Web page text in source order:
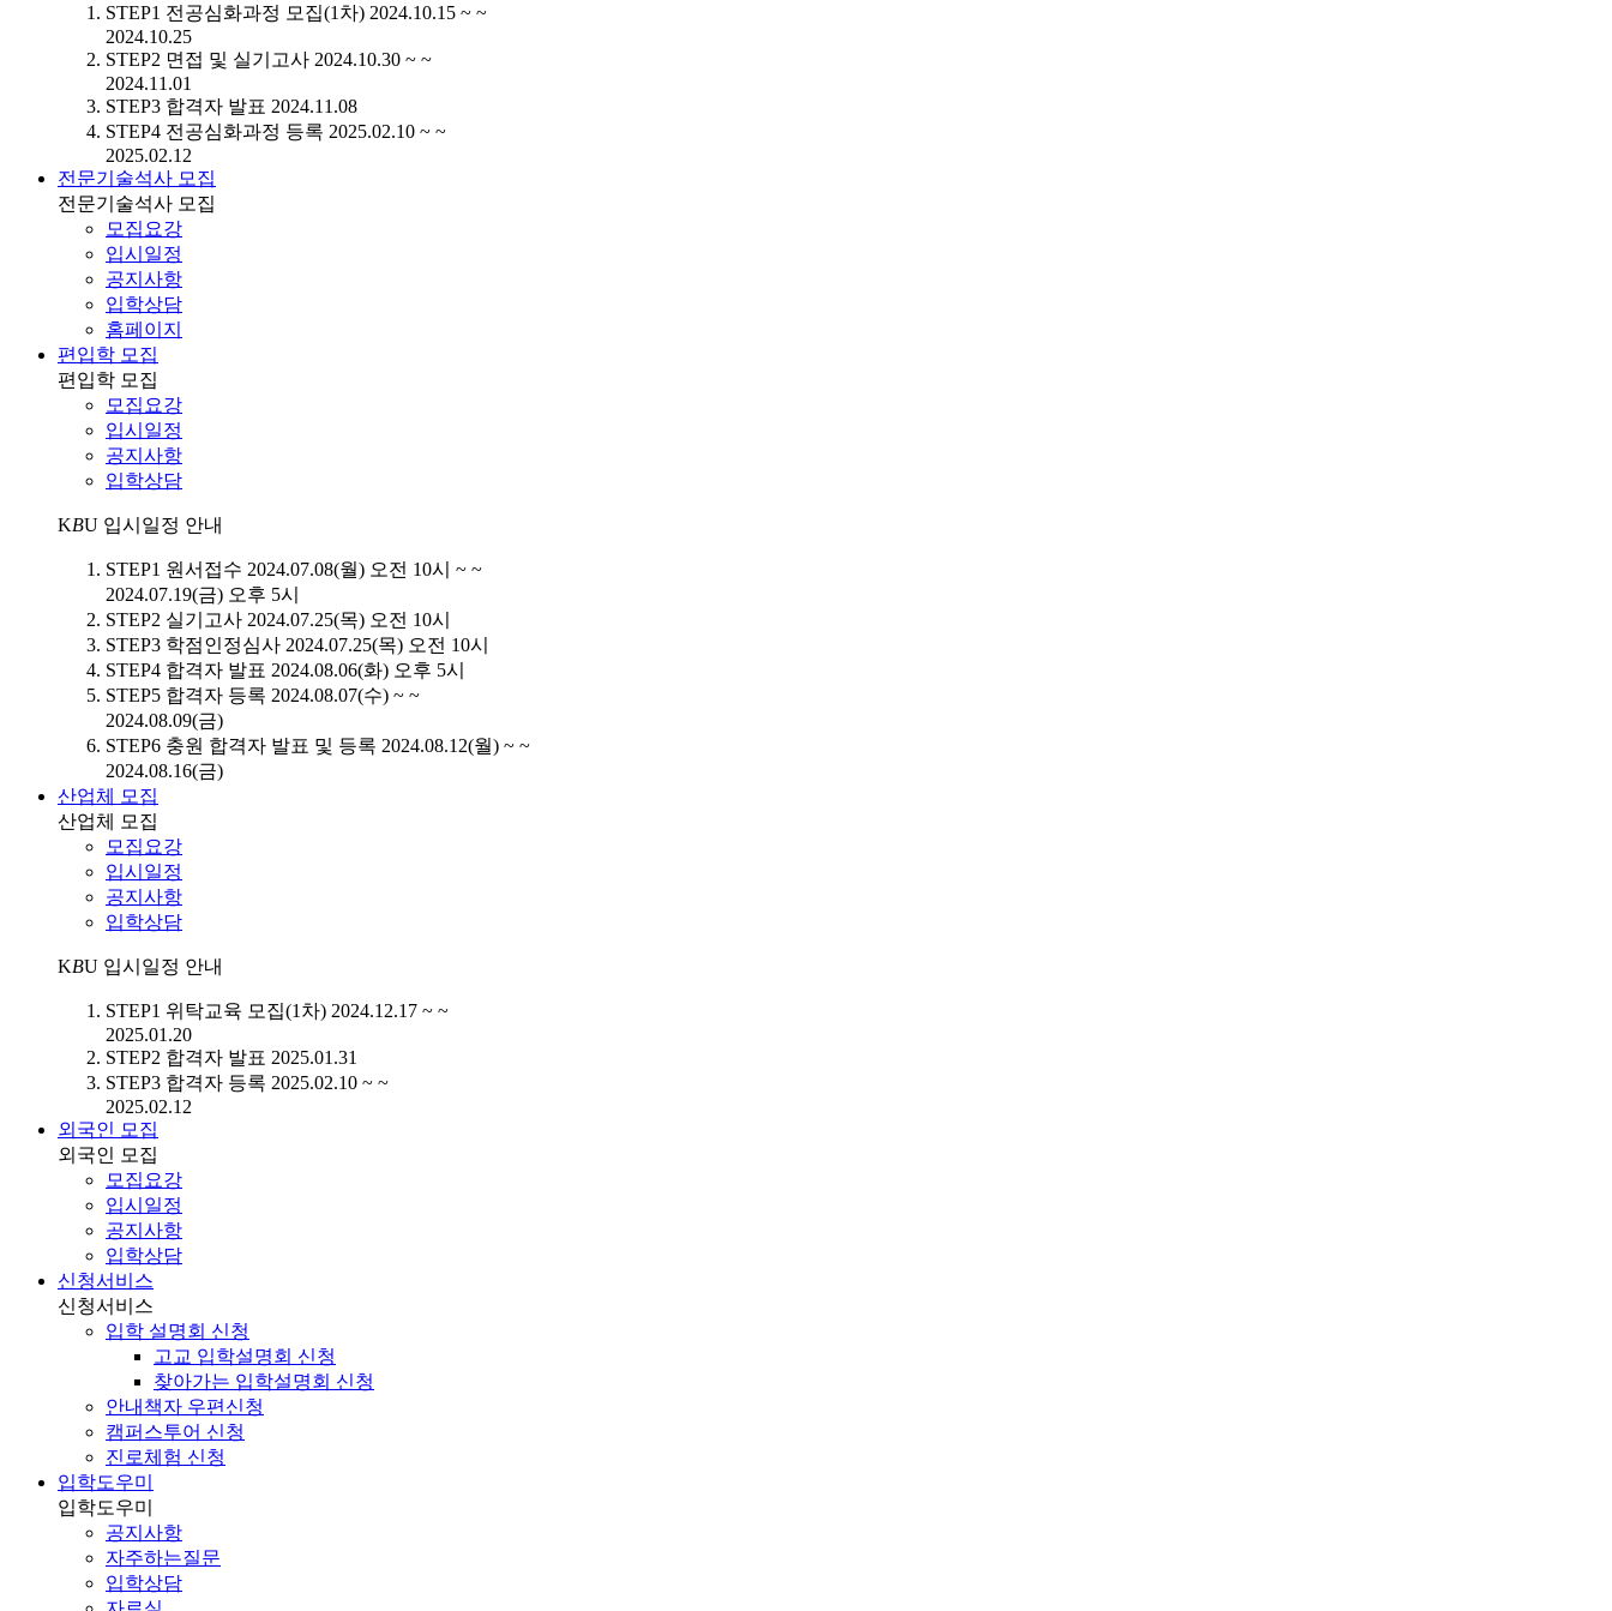
STEP1 전공심화과정 모집(1차) 2024.10.15 ~ ~
2024.10.25
STEP2 면접 및 실기고사 2024.10.30 ~ ~
2024.11.01
STEP3 합격자 발표 2024.11.08
STEP4 전공심화과정 등록 2025.02.10 ~ ~
2025.02.12
전문기술석사 모집
전문기술석사 모집
모집요강
입시일정
공지사항
입학상담
홈페이지
편입학 모집
편입학 모집
모집요강
입시일정
공지사항
입학상담
KBU 입시일정 안내
STEP1 원서접수 2024.07.08(월) 오전 10시 ~ ~
2024.07.19(금) 오후 5시
STEP2 실기고사 2024.07.25(목) 오전 10시
STEP3 학점인정심사 2024.07.25(목) 오전 10시
STEP4 합격자 발표 2024.08.06(화) 오후 5시
STEP5 합격자 등록 2024.08.07(수) ~ ~
2024.08.09(금)
STEP6 충원 합격자 발표 및 등록 2024.08.12(월) ~ ~
2024.08.16(금)
산업체 모집
산업체 모집
모집요강
입시일정
공지사항
입학상담
KBU 입시일정 안내
STEP1 위탁교육 모집(1차) 2024.12.17 ~ ~
2025.01.20
STEP2 합격자 발표 2025.01.31
STEP3 합격자 등록 2025.02.10 ~ ~
2025.02.12
외국인 모집
외국인 모집
모집요강
입시일정
공지사항
입학상담
신청서비스
신청서비스
입학 설명회 신청
고교 입학설명회 신청
찾아가는 입학설명회 신청
안내책자 우편신청
캠퍼스투어 신청
진로체험 신청
입학도우미
입학도우미
공지사항
자주하는질문
입학상담